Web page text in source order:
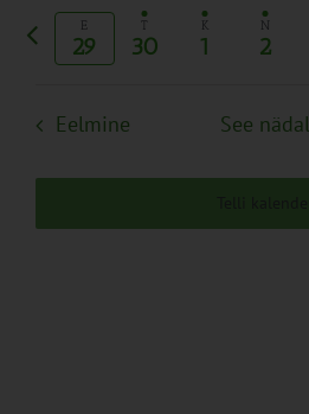
kuupäev.
E
29
T
30
K
1
N
2
Eelmine
nädal
Eelmine See nädal